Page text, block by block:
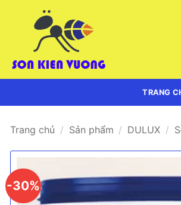
TRANG
Trang chủ / Sản phẩm / DULUX /
-30%